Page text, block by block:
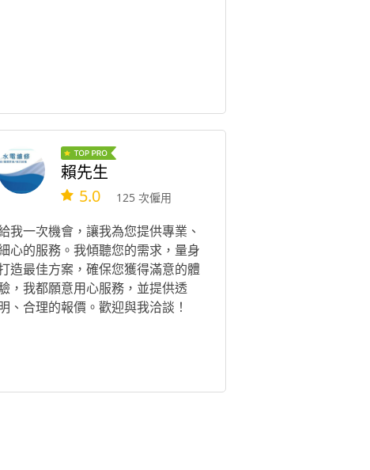
賴先生
5.0 125 次僱用
我一次機會，讓我為您提供專業、
心的服務。我傾聽您的需求，量身
造最佳方案，確保您獲得滿意的體
，我都願意用心服務，並提供透
、合理的報價。歡迎與我洽談！